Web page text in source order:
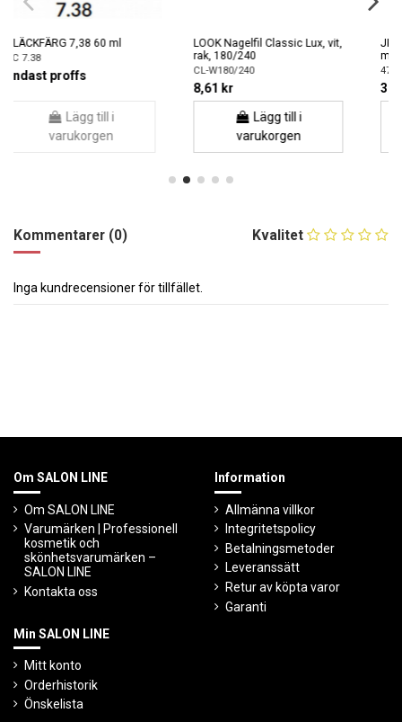
vit,
JKARE Dusch- och badgel (vit
47340
varukorgen
CHI ALOE VERA
Lockaktiverande lotion 177ml
CHIAVRS6
varukorgen
Kvalitet
Kommentarer (0)
Inga kundrecensioner för tillfället.
Om SALON LINE
Om SALON LINE
Varumärken | Professionell
kosmetik och
skönhetsvarumärken –
SALON LINE
Kontakta oss
Information
Allmänna villkor
Integritetspolicy
Betalningsmetoder
Leveranssätt
Retur av köpta varor
Garanti
Min SALON LINE
Mitt konto
Orderhistorik
Önskelista